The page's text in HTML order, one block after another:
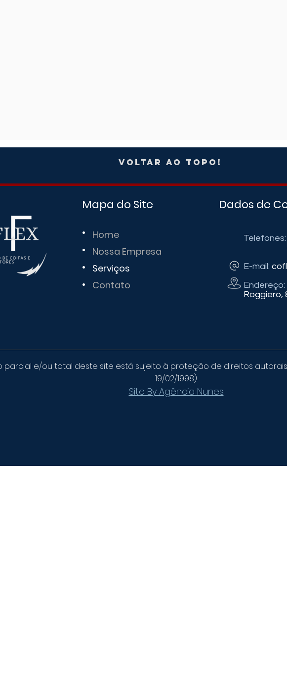
Voltar ao Topo!
Mapa do Site
•
•
•
•
Home
Nossa Empresa
Serviços
Contato
Dados de
Telefones:
(11)
E-mail:
Endereço:
Roggiero,
parcial e/ou total deste site está sujeito à proteção de direitos autorais
19/02/1998).
Site By Agência Nunes